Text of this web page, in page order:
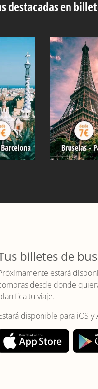
destacadas en
billetes de
estará
desde donde
tu viaje.
disponible para iOS y